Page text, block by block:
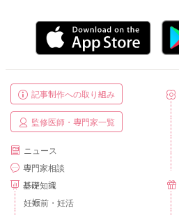
記事制作への取り組み
監修医師・専門家一覧
ニュース
専門家相談
基礎知識
妊娠前・妊活